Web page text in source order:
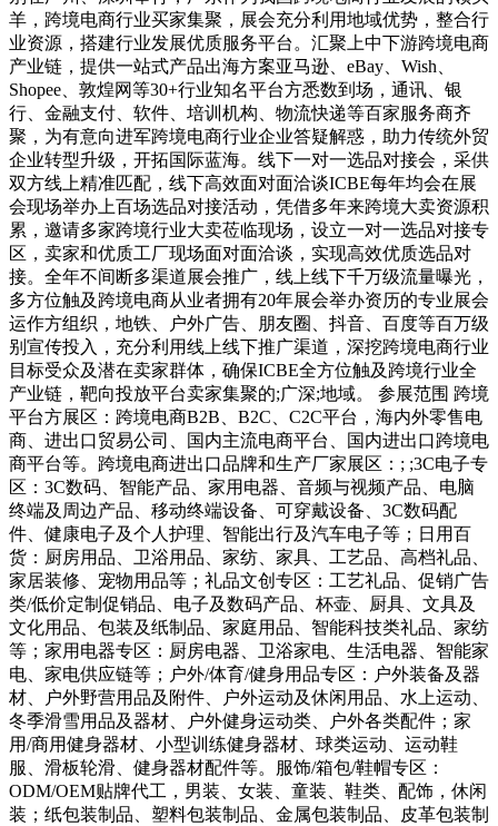
羊，跨境电商行业买家集聚，展会充分利用地域优势，整合行
业资源，搭建行业发展优质服务平台。汇聚上中下游跨境电商
产业链，提供一站式产品出海方案亚马逊、eBay、Wish、
Shopee、敦煌网等30+行业知名平台方悉数到场，通讯、银
行、金融支付、软件、培训机构、物流快递等百家服务商齐
聚，为有意向进军跨境电商行业企业答疑解惑，助力传统外贸
企业转型升级，开拓国际蓝海。线下一对一选品对接会，采供
双方线上精准匹配，线下高效面对面洽谈ICBE每年均会在展
会现场举办上百场选品对接活动，凭借多年来跨境大卖资源积
累，邀请多家跨境行业大卖莅临现场，设立一对一选品对接专
区，卖家和优质工厂现场面对面洽谈，实现高效优质选品对
接。全年不间断多渠道展会推广，线上线下千万级流量曝光，
多方位触及跨境电商从业者拥有20年展会举办资历的专业展会
运作方组织，地铁、户外广告、朋友圈、抖音、百度等百万级
别宣传投入，充分利用线上线下推广渠道，深挖跨境电商行业
目标受众及潜在卖家群体，确保ICBE全方位触及跨境行业全
产业链，靶向投放平台卖家集聚的;广深;地域。 参展范围 跨境
平台方展区：跨境电商B2B、B2C、C2C平台，海内外零售电
商、进出口贸易公司、国内主流电商平台、国内进出口跨境电
商平台等。跨境电商进出口品牌和生产厂家展区：; ;3C电子专
区：3C数码、智能产品、家用电器、音频与视频产品、电脑
终端及周边产品、移动终端设备、可穿戴设备、3C数码配
件、健康电子及个人护理、智能出行及汽车电子等；日用百
货：厨房用品、卫浴用品、家纺、家具、工艺品、高档礼品、
家居装修、宠物用品等；礼品文创专区：工艺礼品、促销广告
类/低价定制促销品、电子及数码产品、杯壶、厨具、文具及
文化用品、包装及纸制品、家庭用品、智能科技类礼品、家纺
等；家用电器专区：厨房电器、卫浴家电、生活电器、智能家
电、家电供应链等；户外/体育/健身用品专区：户外装备及器
材、户外野营用品及附件、户外运动及休闲用品、水上运动、
冬季滑雪用品及器材、户外健身运动类、户外各类配件；家
用/商用健身器材、小型训练健身器材、球类运动、运动鞋
服、滑板轮滑、健身器材配件等。服饰/箱包/鞋帽专区：
ODM/OEM贴牌代工，男装、女装、童装、鞋类、配饰，休闲
装；纸包装制品、塑料包装制品、金属包装制品、皮革包装制